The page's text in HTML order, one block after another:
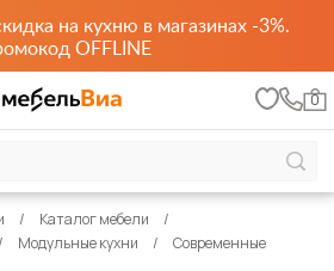
на кухню в магазинах -3%.
OFFLINE
0
Каталог мебели
Модульные кухни Современные